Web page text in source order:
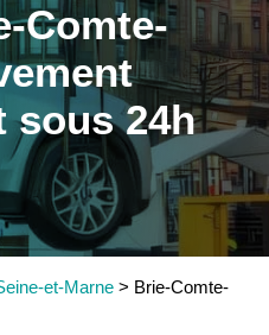
Comte-
sous 24h
et-Marne > Brie-Comte-